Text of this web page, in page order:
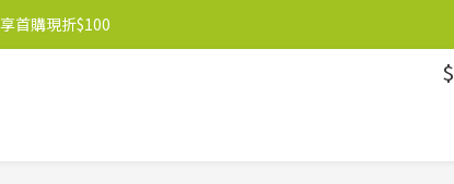
首購現折$100
$